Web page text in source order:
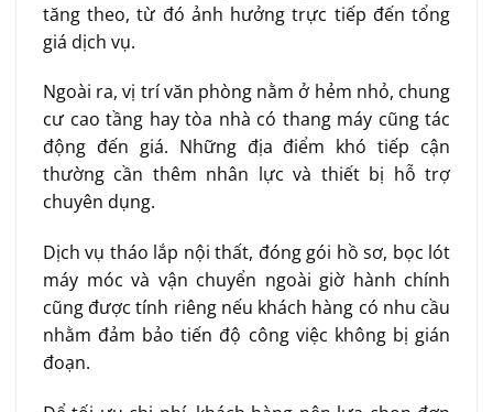
tăng theo, từ đó ảnh hưởng trực tiếp đến tổng
giá dịch vụ.
Ngoài ra, vị trí văn phòng nằm ở hẻm nhỏ, chung
cư cao tầng hay tòa nhà có thang máy cũng tác
động đến giá. Những địa điểm khó tiếp cận
thường cần thêm nhân lực và thiết bị hỗ trợ
chuyên dụng.
Dịch vụ tháo lắp nội thất, đóng gói hồ sơ, bọc lót
máy móc và vận chuyển ngoài giờ hành chính
cũng được tính riêng nếu khách hàng có nhu cầu
nhằm đảm bảo tiến độ công việc không bị gián
đoạn.